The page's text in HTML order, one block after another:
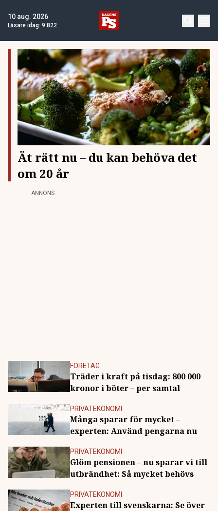
10 aug. 2026
Läsare idag: 9 822
Ät rätt nu – du kan behöva det
om 20 år
ANNONS
FÖRETAG
Träder i kraft på tisdag: 800 000
kronor i böter – per samtal
PRIVATEKONOMI
Många sparar för mycket –
experten: Använd pengarna nu
PRIVATEKONOMI
Glöm pensionen – nu sparar vi till
utbrändhet: Så mycket behövs
PRIVATEKONOMI
Experten till svenskarna: Se över